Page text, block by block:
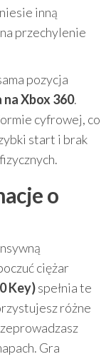
inną
przechylenie
pozycja
Xbox 360.
cyfrowej, co
start i brak
o
ciężar
Key)spełnia te
różne
Gra